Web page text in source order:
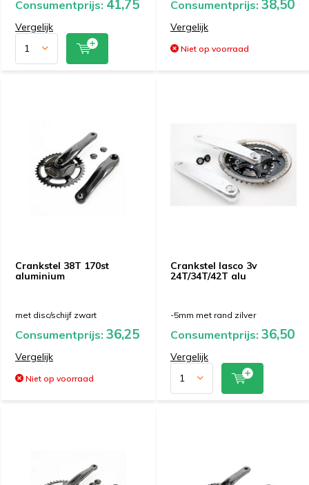
Consumentprijs: 41,75
Vergelijk
Consumentprijs: 38,50
Vergelijk
Niet op voorraad
Crankstel 38T 170st
aluminium
met disc/schijf zwart
Consumentprijs: 36,25
Vergelijk
Niet op voorraad
Crankstel lasco 3v
24T/34T/42T alu
-5mm met rand zilver
Consumentprijs: 36,50
Vergelijk